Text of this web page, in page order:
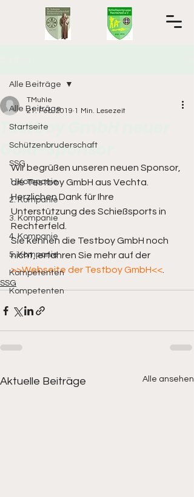
Alle Beiträge
Startseite
Schützenbruderschaft
SSG
1. Kompanie
2. Kompanie
3. Kompanie
4. Kompanie
5. Kompanie
Kompetenten
Kompetenten
Alle Beiträge
Testboy GmbH neuer
Gold-Sponsor​
TMuhle
21. Feb. 2019 1 Min. Lesezeit
Wir begrüßen unseren neuen Sponsor,
die Testboy GmbH aus Vechta.
Herzlichen Dank für Ihre
Unterstützung des Schießsports in
Rechterfeld.
Sie kennen die Testboy GmbH noch
nicht, erfahren Sie mehr auf der
>>Webseite der Testboy GmbH<<
SSG
Aktuelle Beiträge Alle ansehen